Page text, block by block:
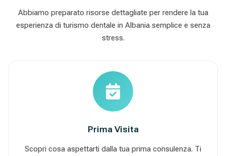
Abbiamo preparato risorse dettagliate per rendere la tua
esperienza di turismo dentale in Albania semplice e senza
stress.
Prima Visita
Scopri cosa aspettarti dalla tua prima consulenza. Ti